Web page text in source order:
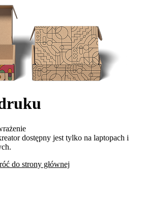
dostępny jest tylko na laptopach i
do strony głównej